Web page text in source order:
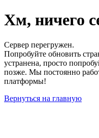
Хм, ничего
Сервер перегружен.
Попробуйте обновить
устранена, просто
позже. Мы постоянно
платформы!
Вернуться на главную